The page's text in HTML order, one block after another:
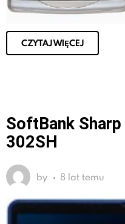
CZYTAJ WIĘCEJ
SoftBank Sharp
302SH
by 8 lat temu